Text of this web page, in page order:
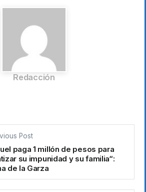
Redacción
Post
paga 1 millón de pesos para
su impunidad y su familia“:
de la Garza